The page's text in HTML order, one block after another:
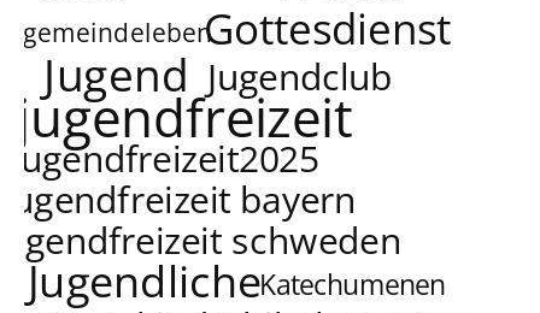
gemeindelebenGottesdienst
Jugend Jugendclub
jugendfreizeit
jugendfreizeit2025
jugendfreizeit bayern
schweden
JugendlicheKatechumenen